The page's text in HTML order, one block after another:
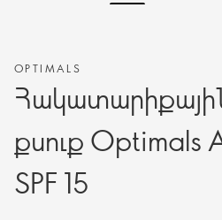
OPTIMALS
քսուք Optimals
SPF 15